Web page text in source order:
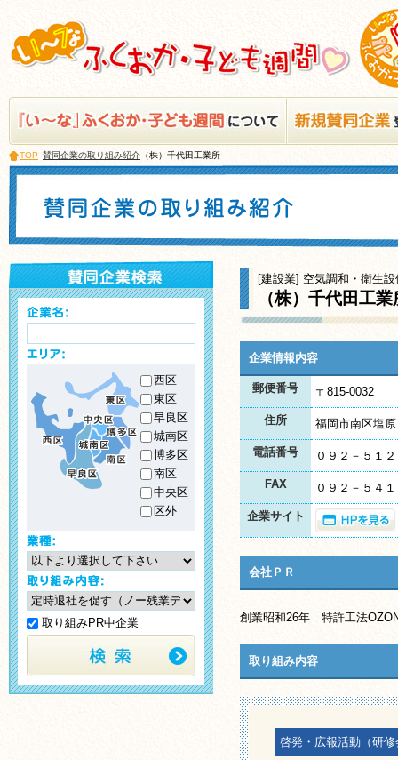
TOP 賛同企業の取り組み紹介 （株）千代田工業所
西区
東区
早良区
城南区
博多区
南区
中央区
区外
取り組みPR中企業
[建設業] 空気調和・衛生
（株）千代田工業
企業情報内容
郵便番号 〒815-0032
住所 福岡市南区塩
電話番号 ０９２－５１
FAX ０９２－５４
企業サイト
会社ＰＲ
創業昭和26年 特許工法
取り組み内容
啓発・広報活動（研